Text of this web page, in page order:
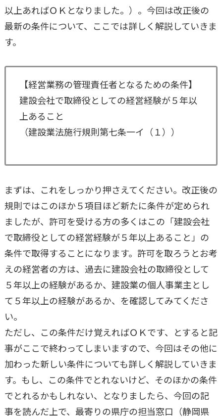
以上あればＯＫとなりました。）。今回は改正後の
最新の条件について、ここでは詳しく解説していきま
す。
【経営業務の管理責任者となるための条件】
建設会社で取締役としての経営経験が５年以
上あること
（建設業法施行規則第七条一イ（１））
まずは、これをしっかり押さえてください。改正後の
規則ではこのほか５項目ほど新たに条件が定められ
ましたが、許可を受ける方の多くはこの「建設会社
で取締役としての経営経験が５年以上あること」の
条件で取得することになります。許可を取ろうとお考
えの経営者の方は、過去に建設会社の取締役として
５年以上の経験があるか、建設業の個人事業主とし
て５年以上の経験があるか、を確認してみてくださ
い。
ただし、この条件だけ覚えればＯＫです、とすると記
事がここで終わってしまいますので、今回はその他に
加わった新しい条件についても詳しく解説していきま
す。もし、この条件でとれないけど、そのほかの条件
でとれるかもしれない、となりましたら、今回の記
事を読んだ上で、最寄りの県庁の担当窓口（静岡県